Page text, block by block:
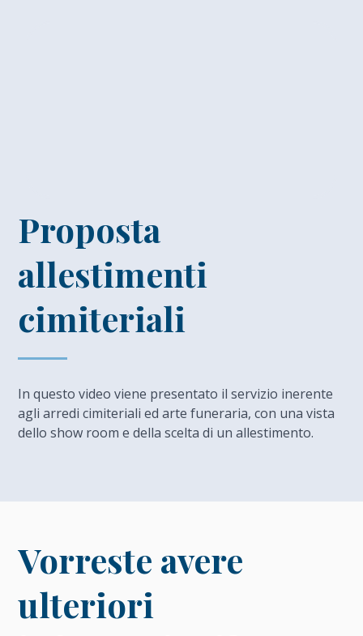
Proposta
allestimenti
cimiteriali
In questo video viene presentato il servizio inerente
agli arredi cimiteriali ed arte funeraria, con una vista
dello show room e della scelta di un allestimento.
Vorreste avere
ulteriori